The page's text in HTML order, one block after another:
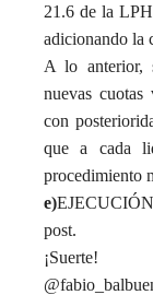
21.6 de la
adicionando la
A lo anterior,
nuevas cuotas
con
que a cada
procedimiento
e)
post.
¡Suerte!